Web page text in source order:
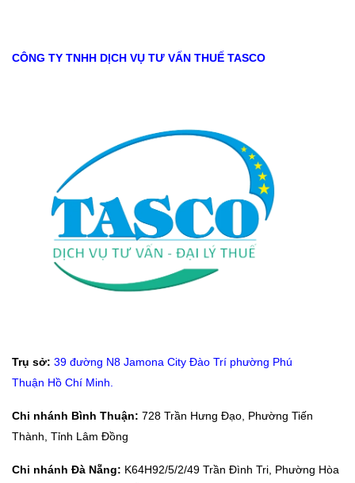
CÔNG TY TNHH DỊCH VỤ TƯ VẤN THUẾ TASCO
Trụ sở: 39 đường N8 Jamona City Đào Trí phường Phú
Thuận Hồ Chí Minh.
Chi nhánh Bình Thuận: 728 Trần Hưng Đạo, Phường Tiến
Thành, Tỉnh Lâm Đồng
Chi nhánh Đà Nẵng: K64H92/5/2/49 Trần Đình Tri, Phường Hòa